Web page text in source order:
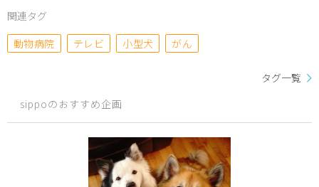
関連タグ
動物病院
テレビ 小型犬 がん
タグ一覧
sippoのおすすめ企画